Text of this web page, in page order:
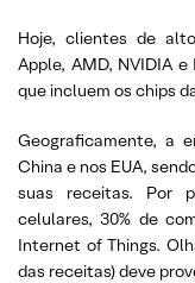
Hoje, clientes de
Apple, AMD, NVIDIA
que incluem os chips
Geograficamente, a
China e nos EUA,
suas receitas. Por
celulares, 30% de
Internet of Things.
das receitas) deve